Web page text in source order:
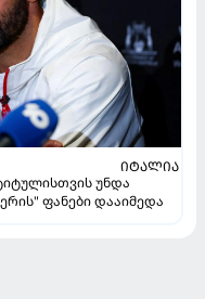
ᲘᲢᲐᲚᲘᲐ
უნდა
ფანები დააიმედა